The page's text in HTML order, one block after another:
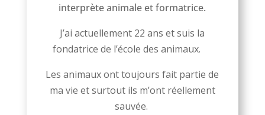
interprète animale et formatrice.
J’ai actuellement 22 ans et suis la
fondatrice de l’école des animaux.
Les animaux ont toujours fait partie de
ma vie et surtout ils m’ont réellement
sauvée.